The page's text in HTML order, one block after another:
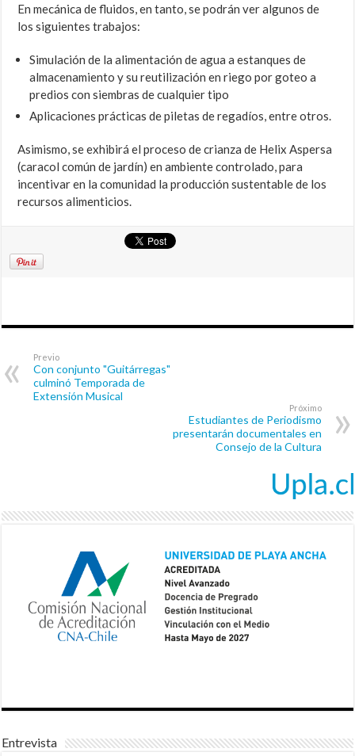
En mecánica de fluidos, en tanto, se podrán ver algunos de
los siguientes trabajos:
Simulación de la alimentación de agua a estanques de
almacenamiento y su reutilización en riego por goteo a
predios con siembras de cualquier tipo
Aplicaciones prácticas de piletas de regadíos, entre otros.
Asimismo, se exhibirá el proceso de crianza de Helix Aspersa
(caracol común de jardín) en ambiente controlado, para
incentivar en la comunidad la producción sustentable de los
recursos alimenticios.
Previo
Con conjunto "Guitárregas"
culminó Temporada de
Extensión Musical
Próximo
Estudiantes de Periodismo
presentarán documentales en
Consejo de la Cultura
Entrevista